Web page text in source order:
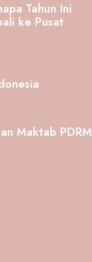
Tahun Ini
ke Pusat
Maktab PDRM